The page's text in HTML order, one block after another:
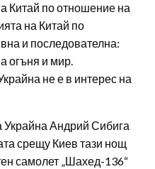
Китай по отношение на
на Китай по
и последователна:
огъня и мир.
не е в интерес на
Андрий Сибига
срещу Киев тази нощ
самолет „Шахед-136“